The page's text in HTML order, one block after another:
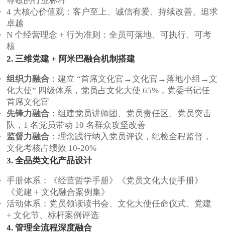
4 大核心价值观：客户至上、诚信有爱、持续改善、追求
卓越
N 个经营理念 + 行为准则：全员可落地、可执行、可考
核
2. 三维党建 + 阿米巴融合机制搭建
组织力融合 ：建立 “首席文化官→文化官→落地小组→文
化大使” 四级体系，党员占文化大使 65%，党委书记任
首席文化官
先锋力融合 ：组建党员讲师团、党员责任区、党员突击
队，1 名党员带动 10 名群众攻坚改善
监督力融合 ：理念践行纳入党员评议，纪检全程监督，
文化考核占绩效 10-20%
3. 全品类文化产品设计
手册体系：《经营哲学手册》《党员文化大使手册》
《党建 + 文化融合案例集》
活动体系：党员领读读书会、文化大使任命仪式、党建
+ 文化节、标杆案例评选
4. 管理全流程深度融合